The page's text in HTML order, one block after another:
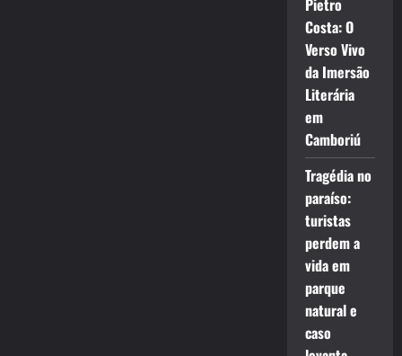
Pietro
Costa: O
Verso Vivo
da Imersão
Literária
em
Camboriú
Tragédia no
paraíso:
turistas
perdem a
vida em
parque
natural e
caso